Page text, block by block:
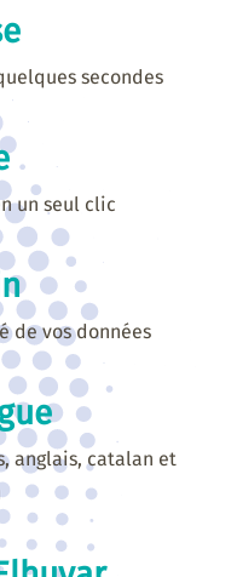
secondes
un seul clic
de vos données
anglais, catalan et